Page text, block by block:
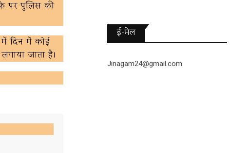
पर पुलिस की
में दिन में कोई
जाता है।
ई-मेल
Jinagam24@gmail.com